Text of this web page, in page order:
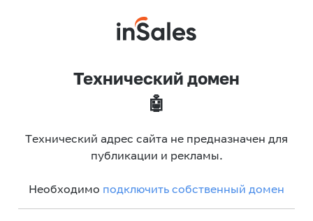
Технический домен
🤖
Технический адрес сайта не предназначен для
публикации и рекламы.
Необходимо подключить собственный домен